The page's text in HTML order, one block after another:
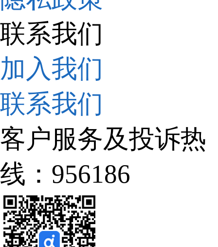
联系我们
加入我们
联系我们
客户服务及投诉热
线：956186